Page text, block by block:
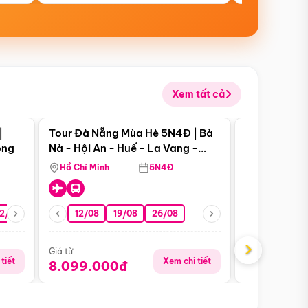
Xem tất cả
08 26/08 05/09 09/09 12/09
tiết
Điểm nổi bật
Tour Đà Nẵng Mùa Hè 5N4Đ | Bà
Nà - Hội An - Huế - La Vang -
Động Thiên Đường
Hồ Chí Minh 5N4Đ
12/08 19/08 26/08
Giá từ:
8.099.000đ Xem chi tiết
Giá từ:
›